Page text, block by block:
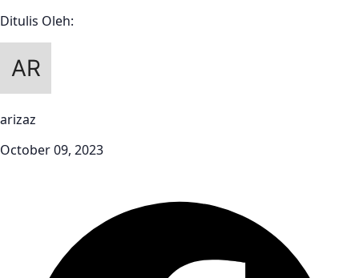
Ditulis Oleh:
arizaz
October 09, 2023